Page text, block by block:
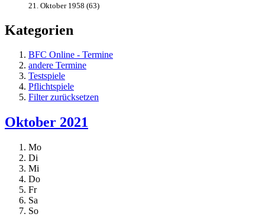
21. Oktober 1958 (63)
Kategorien
BFC Online - Termine
andere Termine
Testspiele
Pflichtspiele
Filter zurücksetzen
Oktober 2021
Mo
Di
Mi
Do
Fr
Sa
So